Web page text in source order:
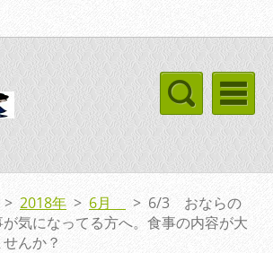
> 2018年 > 6月 > 6/3 おならの
気になってる方へ。食事の内容が大
んか？